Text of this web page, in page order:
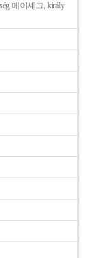
메이셰그, király